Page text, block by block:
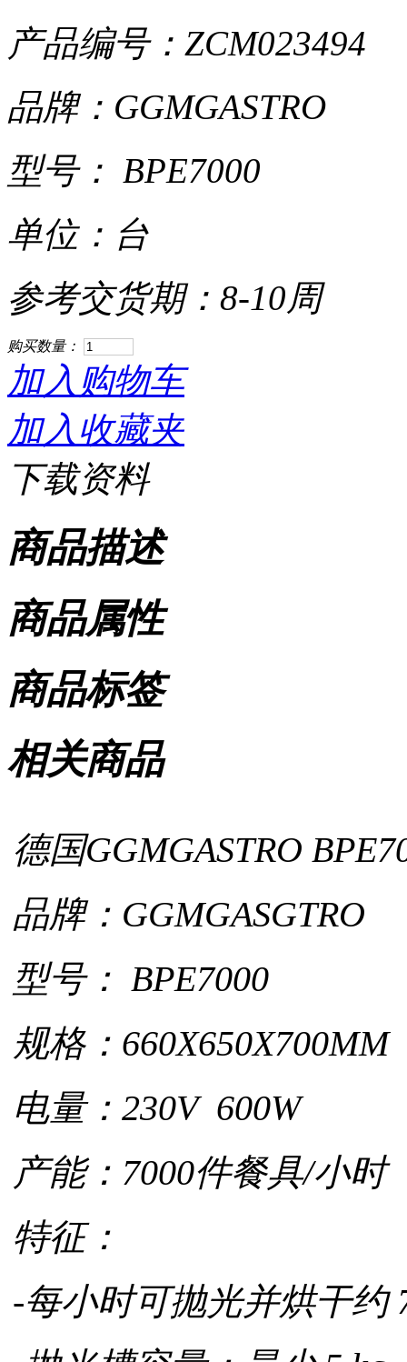
产品编号：ZCM023494
品牌：GGMGASTRO
型号： BPE7000
单位：台
参考交货期：8-10周
购买数量：
加入购物车
加入收藏夹
下载资料
商品描述
商品属性
商品标签
相关商品
德国GGMGASTRO
品牌：GGMGASGTRO
型号： BPE7000
规格：660X650X700MM
电量：230V 600W
产能：7000件餐具/小时
特征：
-每小时可抛光并烘干约